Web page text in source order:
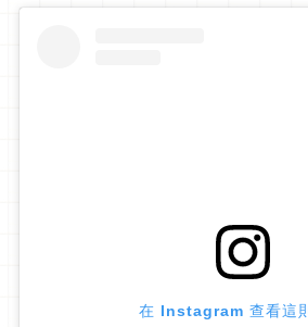
在 Instagram 查看這